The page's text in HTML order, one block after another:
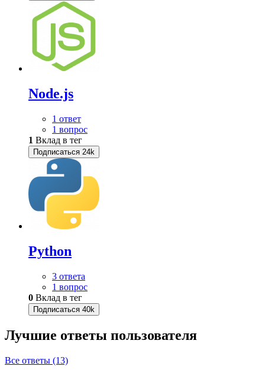
Node.js
1 ответ
1 вопрос
1 Вклад в тег
Подписаться 24k
Python
3 ответа
1 вопрос
0 Вклад в тег
Подписаться 40k
Лучшие ответы пользователя
Все ответы (13)